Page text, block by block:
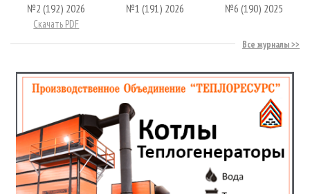
№2 (192) 2026
Скачать PDF
№1 (191) 2026 №6 (190) 2025
Все журналы